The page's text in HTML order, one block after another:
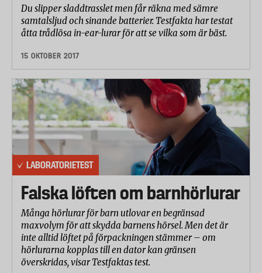
Du slipper sladdtrasslet men får räkna med sämre
samtalsljud och sinande batterier. Testfakta har testat
åtta trådlösa in-ear-lurar för att se vilka som är bäst.
15 OKTOBER 2017
LABORATORIETEST
Falska löften om barnhörlurar
Många hörlurar för barn utlovar en begränsad
maxvolym för att skydda barnens hörsel. Men det är
inte alltid löftet på förpackningen stämmer – om
hörlurarna kopplas till en dator kan gränsen
överskridas, visar Testfaktas test.